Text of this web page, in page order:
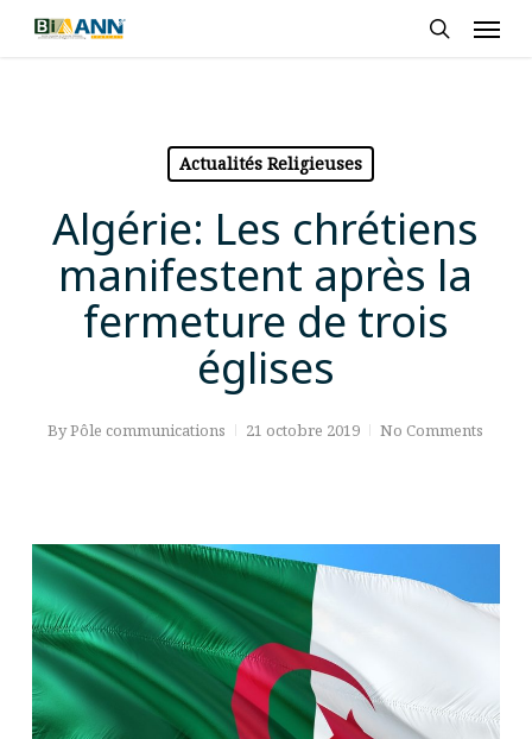
Skip
Actualités Religieuses
Algérie: Les chrétiens
manifestent après la
fermeture de trois
églises
ByPôle communications 21 octobre 2019 No Comments